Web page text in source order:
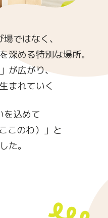
ではなく、
深める特別な場所。
が広がり、
まれていく
込めて
このわ）」と
た。